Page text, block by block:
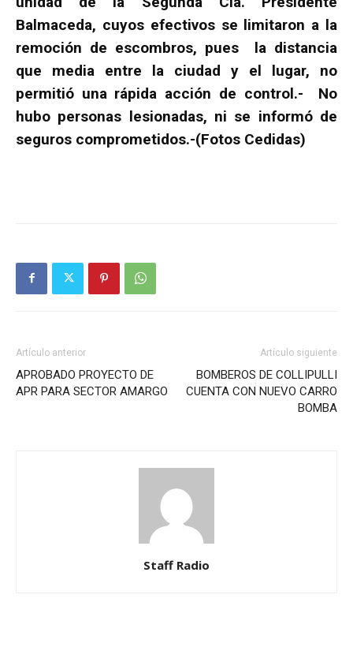
Balmaceda, cuyos efectivos se limitaron a la
remoción de escombros, pues la distancia
que media entre la ciudad y el lugar, no
permitió una rápida acción de control.- No
hubo personas lesionadas, ni se informó de
seguros comprometidos.-(Fotos Cedidas)
Artículo anterior
APROBADO PROYECTO DE
APR PARA SECTOR AMARGO
Artículo siguiente
BOMBEROS DE COLLIPULLI
CUENTA CON NUEVO CARRO
BOMBA
Staff Radio